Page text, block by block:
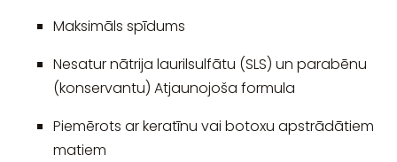
Maksimāls spīdums
Nesatur nātrija laurilsulfātu (SLS) un parabēnu
(konservantu) Atjaunojoša formula
Piemērots ar keratīnu vai botoxu apstrādātiem
matiem